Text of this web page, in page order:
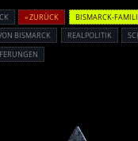
« ZURÜCK BISMARCK-
BISMARCK REALPOLITIK